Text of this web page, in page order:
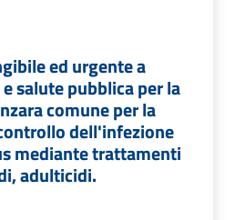
ed urgente a
salute pubblica per la
comune per la
dell'infezione
mediante trattamenti
adulticidi.